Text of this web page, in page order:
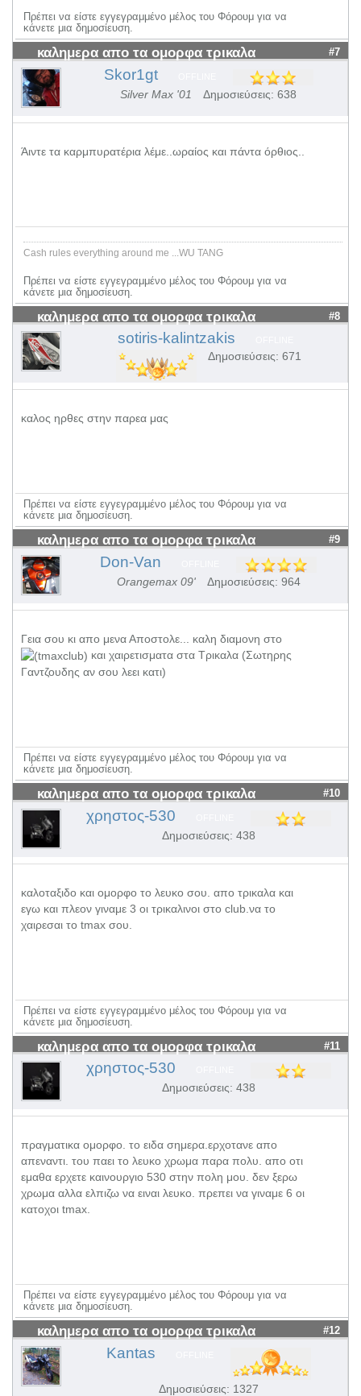
Πρέπει να είστε εγγεγραμμένο μέλος του Φόρουμ για να
κάνετε μια δημοσίευση.
καλημερα απο τα ομορφα τρικαλα #7
Skor1gt
Silver Max '01 Δημοσιεύσεις: 638
Άιντε τα καρμπυρατέρια λέμε..ωραίος και πάντα όρθιος..
Cash rules everything around me ...WU TANG
Πρέπει να είστε εγγεγραμμένο μέλος του Φόρουμ για να
κάνετε μια δημοσίευση.
καλημερα απο τα ομορφα τρικαλα #8
sotiris-kalintzakis
Δημοσιεύσεις: 671
καλος ηρθες στην παρεα μας
Πρέπει να είστε εγγεγραμμένο μέλος του Φόρουμ για να
κάνετε μια δημοσίευση.
καλημερα απο τα ομορφα τρικαλα #9
Don-Van
Orangemax 09' Δημοσιεύσεις: 964
Γεια σου κι απο μενα Αποστολε... καλη διαμονη στο
και χαιρετισματα στα Τρικαλα (Σωτηρης
Γαντζουδης αν σου λεει κατι)
Πρέπει να είστε εγγεγραμμένο μέλος του Φόρουμ για να
κάνετε μια δημοσίευση.
καλημερα απο τα ομορφα τρικαλα #10
χρηστος-530
Δημοσιεύσεις: 438
καλοταξιδο και ομορφο το λευκο σου. απο τρικαλα και
εγω και πλεον γιναμε 3 οι τρικαλινοι στο club.να το
χαιρεσαι το tmax σου.
Πρέπει να είστε εγγεγραμμένο μέλος του Φόρουμ για να
κάνετε μια δημοσίευση.
καλημερα απο τα ομορφα τρικαλα #11
χρηστος-530
Δημοσιεύσεις: 438
πραγματικα ομορφο. το ειδα σημερα.ερχοτανε απο
απεναντι. του παει το λευκο χρωμα παρα πολυ. απο οτι
εμαθα ερχετε καινουργιο 530 στην πολη μου. δεν ξερω
χρωμα αλλα ελπιζω να ειναι λευκο. πρεπει να γιναμε 6 οι
κατοχοι tmax.
Πρέπει να είστε εγγεγραμμένο μέλος του Φόρουμ για να
κάνετε μια δημοσίευση.
καλημερα απο τα ομορφα τρικαλα #12
Kantas
Δημοσιεύσεις: 1327